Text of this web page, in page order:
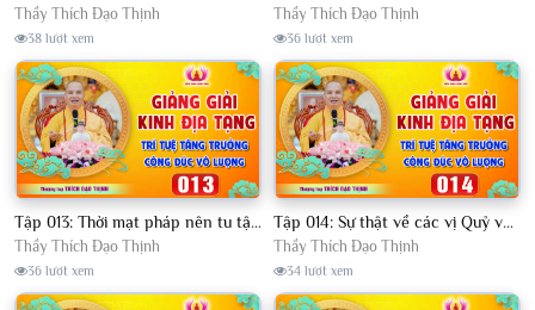
Thầy Thích Đạo Thịnh
38 lượt xem
Thầy Thích Đạo Thịnh
36 lượt xem
Tập 013: Thời mạt pháp nên tu tập như thế nào để tội diệt phúc tăng? - Thầy Thích Đạo Thịnh
Thầy Thích Đạo Thịnh
36 lượt xem
Tập 014: Sự thật về các vị Quỷ vương ở cõi Sa Bà chúng ta - Thầy Thích Đạo Thịnh
Thầy Thích Đạo Thịnh
34 lượt xem